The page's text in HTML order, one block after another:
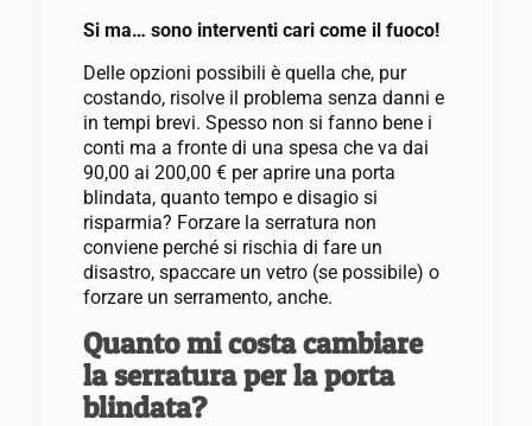
Si ma… sono interventi cari come il fuoco!
Delle opzioni possibili è quella che, pur
costando, risolve il problema senza danni e
in tempi brevi. Spesso non si fanno bene i
conti ma a fronte di una spesa che va dai
90,00 ai 200,00 € per aprire una porta
blindata, quanto tempo e disagio si
risparmia? Forzare la serratura non
conviene perché si rischia di fare un
disastro, spaccare un vetro (se possibile) o
forzare un serramento, anche.
Quanto mi costa cambiare
la serratura per la porta
blindata?